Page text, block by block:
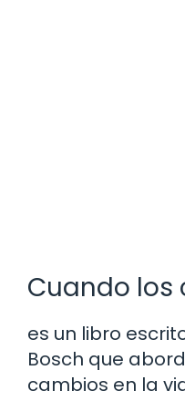
Cuando los
es un libro
Bosch que
cambios en la